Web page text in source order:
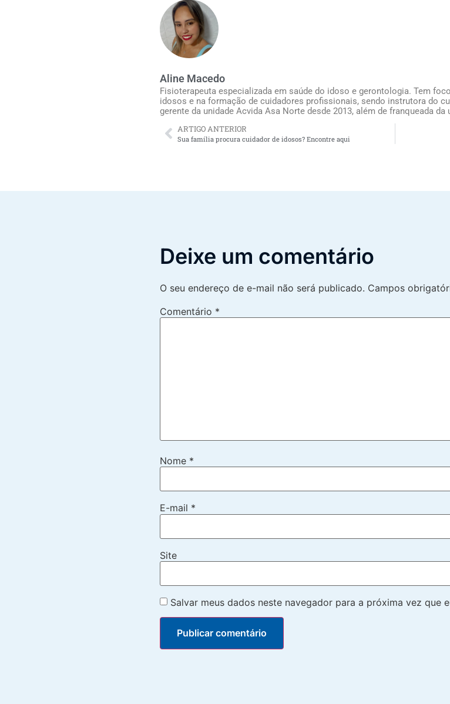
Aline Macedo
Fisioterapeuta especializada em saúde do idoso e gerontologia. Tem
idosos e na formação de cuidadores profissionais, sendo instrutora do
gerente da unidade Acvida Asa Norte desde 2013, além de franqueada da
ARTIGO ANTERIOR
Sua família procura cuidador de idosos? Encontre aqui
Deixe um comentário
O seu endereço de e-mail não será publicado. Campos
Comentário *
Nome *
E-mail *
Site
Salvar meus dados neste navegador para a próxima vez que